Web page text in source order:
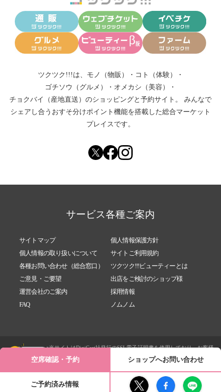
空席確認・予約 ショップへお問い合わせ
ご予約済み情報
ツクツク!!!は、 モノ（物販） ・ コト（体験）
・
ゴチソウ（グルメ）
・ オメカシ（美容）
・
チョクバイ（産地直送） のショッピングと予約サイト。
みんなで
シェアし合う おすそ分けポイント機能を搭載した総合マーケット
プレイスです。
サービス各種ご案内
サイトマップ
個人情報保護方針
個人情報の取り扱いについて
サイトご利用規約
各種お問い合わせ（総合窓口）
ツクツク!!!ビューティーとは
ご意見・ご要望
出店をご検討のショップ様
運営会社のご案内
採用情報
FAQ
ノムノム
当サイトはDigiCert社発行のSSL電子証明書を使用しており、お客様
によって入力される内容は個人情報保護方針に基づき送信時にSSL
という暗号化技術によって保護されます。
© 2023 TSUKU TSUKU Inc. All rights reserved.